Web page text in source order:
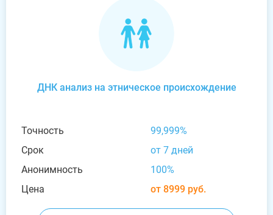
ДНК анализ на этническое происхождение
Точность
99,999%
Срок
от 7 дней
Анонимность
100%
Цена
от 8999 руб.